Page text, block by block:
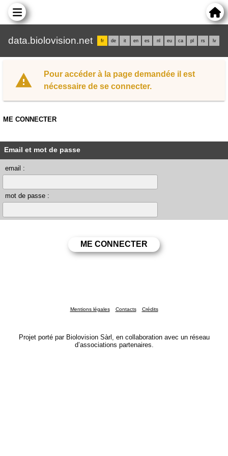
data.biolovision.net fr de it en es nl eu ca pl rs lv
Pour accéder à la page demandée il est
nécessaire de se connecter.
ME CONNECTER
Email et mot de passe
email :
mot de passe :
Mentions légales Contacts Crédits
Projet porté par Biolovision Sàrl, en collaboration avec un réseau
d’associations partenaires.